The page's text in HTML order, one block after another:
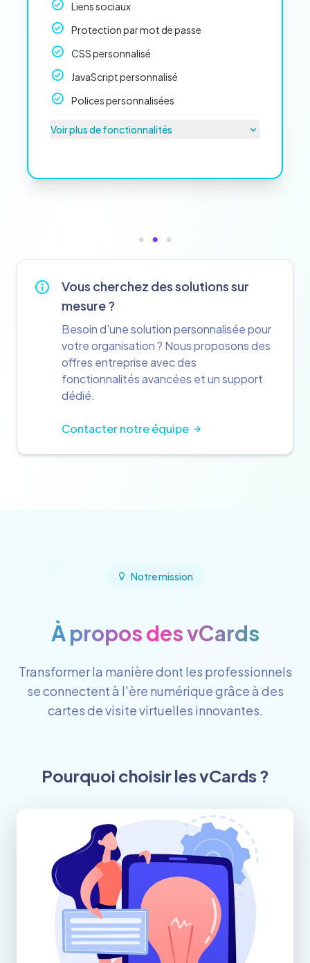
Liens sociaux
Protection par mot de passe
CSS personnalisé
JavaScript personnalisé
Polices personnalisées
Voir plus de fonctionnalités
Vous cherchez des solutions sur
mesure ?
Besoin d'une solution personnalisée pour
votre organisation ? Nous proposons des
offres entreprise avec des
fonctionnalités avancées et un support
dédié.
Contacter notre équipe
Notre mission
À propos des vCards
Transformer la manière dont les professionnels
se connectent à l'ère numérique grâce à des
cartes de visite virtuelles innovantes.
Pourquoi choisir les vCards ?